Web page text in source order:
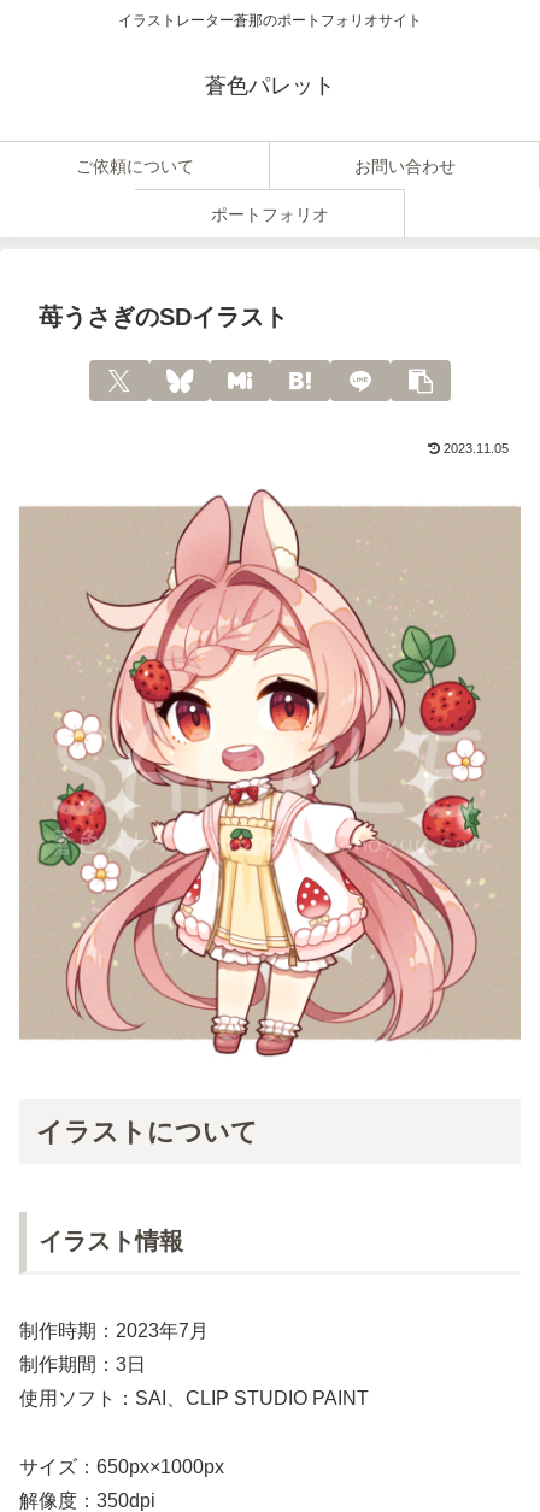
イラストレーター蒼那のポートフォリオサイト
蒼色パレット
ご依頼について お問い合わせ
ポートフォリオ
苺うさぎのSDイラスト
2023.11.05
イラストについて
イラスト情報
制作時期：2023年7月
制作期間：3日
使用ソフト：SAI、CLIP STUDIO PAINT
サイズ：650px×1000px
解像度：350dpi